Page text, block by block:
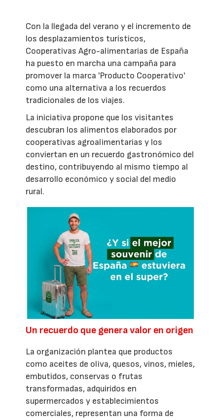
Con la llegada del verano y el incremento de
los desplazamientos turísticos,
Cooperativas Agro-alimentarias de España
ha puesto en marcha una campaña para
promover la marca 'Producto Cooperativo'
como una alternativa a los recuerdos
tradicionales de los viajes.
La iniciativa propone que los visitantes
descubran los alimentos elaborados por
cooperativas agroalimentarias y los
conviertan en un recuerdo gastronómico del
destino, contribuyendo al mismo tiempo al
desarrollo económico y social del medio
rural.
Un recuerdo que genera valor en origen
La organización plantea que productos
como aceites de oliva, quesos, vinos, mieles,
embutidos, conservas o frutas
transformadas, adquiridos en
supermercados y establecimientos
comerciales, representan una forma de